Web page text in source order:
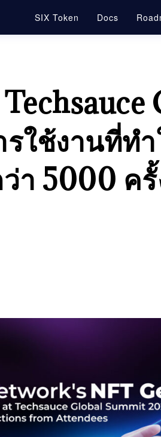
SIX Token Docs
ใช้งานที่ทำ
า 5000 ค